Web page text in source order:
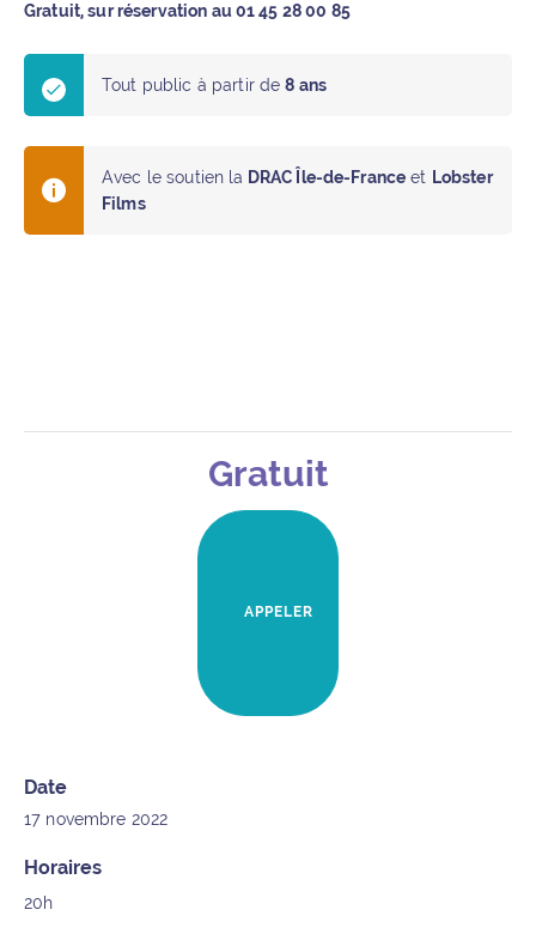
Gratuit, sur réservation au 01 45 28 00 85
Tout public à partir de8 ans
Avec le soutien la DRAC Île-de-France et Lobster
Films
Détails de l’événementGratuit
APPELER
POUR L'ÉVÉNEMENT "LES
Date
17 novembre 2022
Horaires
20h